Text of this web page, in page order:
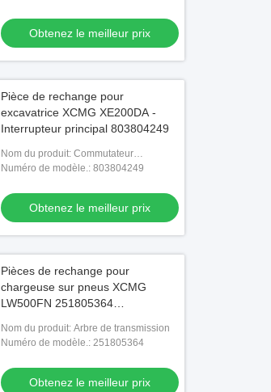
Obtenez le meilleur prix
Pièce de rechange pour
excavatrice XCMG XE200DA -
Interrupteur principal 803804249
Nom du produit: Commutateur
d'alimentation principal
Numéro de modèle.: 803804249
Obtenez le meilleur prix
Pièces de rechange pour
chargeuse sur pneus XCMG
LW500FN 251805364
d'entraînement arrière pour
Nom du produit: Arbre de transmission
Numéro de modèle.: 251805364
Obtenez le meilleur prix